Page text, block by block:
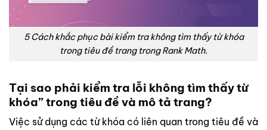
5 Cách khắc phục bài kiểm tra không tìm thấy từ khóa
trong tiêu đề trang trong Rank Math.
Tại sao phải kiểm tra lỗi không tìm thấy từ
khóa” trong tiêu đề và mô tả trang?
Việc sử dụng các từ khóa có liên quan trong tiêu đề và